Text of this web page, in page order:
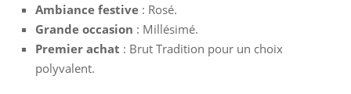
Ambiance festive : Rosé.
Grande occasion : Millésimé.
Premier achat : Brut Tradition pour un choix
polyvalent.